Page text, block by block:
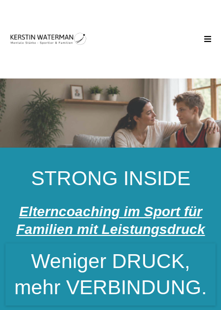
STRONG INSIDE
Elterncoaching im Sport für
Familien mit Leistungsdruck
Weniger DRUCK,
mehr VERBINDUNG.